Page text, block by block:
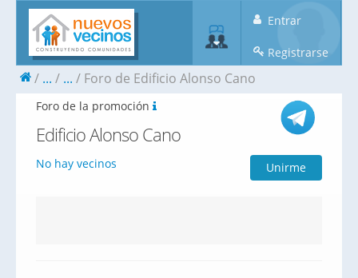
Entrar
Registrarse
... ... Foro de Edificio Alonso Cano
Foro de la promoción
Edificio Alonso Cano
No hay vecinos Unirme